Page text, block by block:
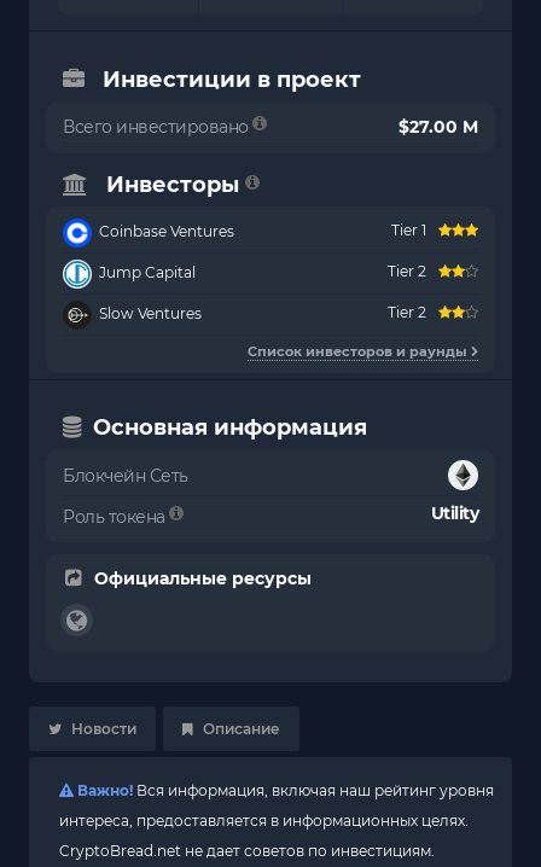
Инвестиции в проект
Всего инвестировано $27.00 M
Инвесторы
Coinbase Ventures Tier 1
Jump Capital Tier 2
Slow Ventures Tier 2
Список инвесторов и раунды
Основная информация
Блокчейн Сеть
Роль токена
Utility
Официальные ресурсы
Новости Описание
Важно! Вся информация, включая наш рейтинг уровня
интереса, предоставляется в информационных целях.
CryptoBread.net не дает советов по инвестициям.